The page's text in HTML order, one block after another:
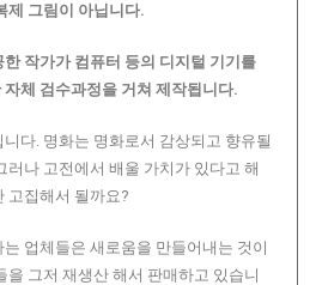
제 그림이 아닙니다.
작가가 컴퓨터 등의 디지털 기기를
체 검수과정을 거쳐 제작됩니다.
다. 명화는 명화로서 감상되고 향유될
러나 고전에서 배울 가치가 있다고 해
고집해서 될까요?
업체들은 새로움을 만들어내는 것이
을 그저 재생산 해서 판매하고 있습니